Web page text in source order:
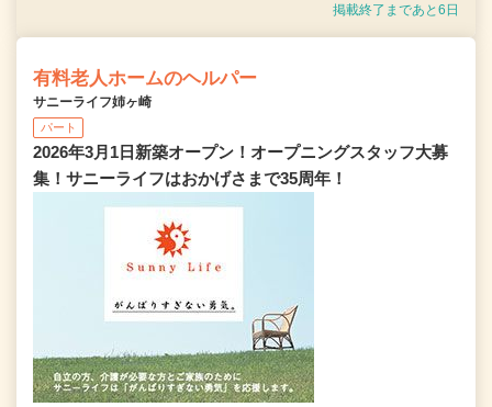
掲載終了まであと6日
有料老人ホームのヘルパー
サニーライフ姉ヶ崎
パート
2026年3月1日新築オープン！オープニングスタッフ大募
集！サニーライフはおかげさまで35周年！